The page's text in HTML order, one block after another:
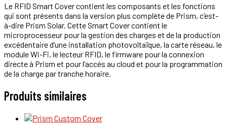
Le RFID Smart Cover contient les composants et les fonctions
qui sont présents dans la version plus complète de Prism, c’est-
à-dire Prism Solar. Cette Smart Cover contient le
microprocesseur pour la gestion des charges et de la production
excédentaire d’une installation photovoltaïque, la carte réseau, le
module Wi-Fi, le lecteur RFID, le firmware pour la connexion
directe à Prism et pour l’accès au cloud et pour la programmation
de la charge par tranche horaire.
Produits similaires